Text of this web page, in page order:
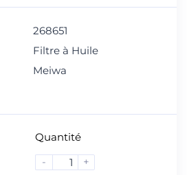
268651
Filtre à Huile
Meiwa
Quantité
-
+